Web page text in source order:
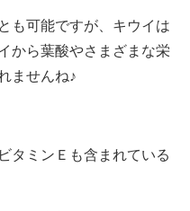
も可能ですが、キウイは
から葉酸やさまざまな栄
ませんね♪
タミンＥも含まれている